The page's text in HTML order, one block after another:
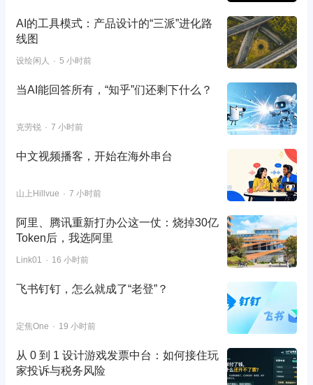
AI的工具模式：产品设计的“三派”进化路
线图
设绘闲人 5 小时前
当AI能回答所有，“知乎”们还剩下什么？
克劳锐 7 小时前
中文视频播客，开始在海外串台
山上Hillvue 7 小时前
阿里、腾讯重新打办公这一仗：烧掉30亿
Token后，我选阿里
Link01 16 小时前
飞书钉钉，怎么就成了“老登”？
定焦One 19 小时前
从 0 到 1 设计游戏发票中台：如何接住玩
家投诉与税务风险